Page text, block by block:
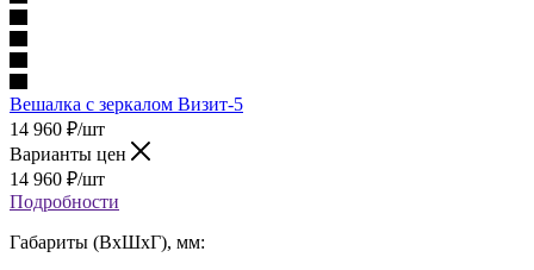
Вешалка с зеркалом Визит-5
14 960 ₽/шт
Варианты цен
14 960 ₽/шт
Подробности
Габариты (ВхШхГ), мм: